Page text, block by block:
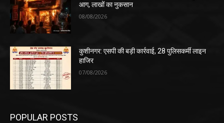
आग, लाखों का नुकसान
08/08/2026
कुशीनगर: एसपी की बड़ी कार्रवाई, 28 पुलिसकर्मी लाइन
हाजिर
07/08/2026
POPULAR POSTS